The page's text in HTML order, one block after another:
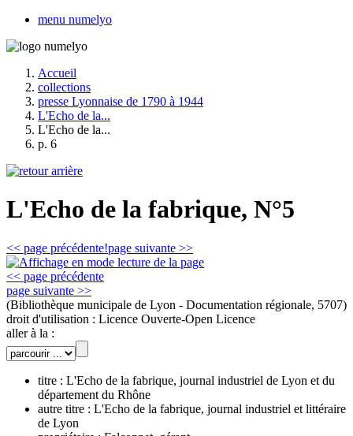
menu numelyo
Accueil
collections
presse Lyonnaise de 1790 à 1944
L'Echo de la...
L'Echo de la...
p. 6
L'Echo de la fabrique, N°5
<< page précédente!page suivante >>
<< page précédente
page suivante >>
(Bibliothèque municipale de Lyon - Documentation régionale, 5707)
droit d'utilisation : Licence Ouverte-Open Licence
aller à la :
titre : L'Echo de la fabrique, journal industriel de Lyon et du
département du Rhône
autre titre : L'Echo de la fabrique, journal industriel et littéraire
de Lyon